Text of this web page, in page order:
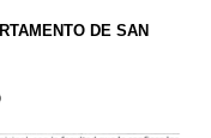
DE SAN